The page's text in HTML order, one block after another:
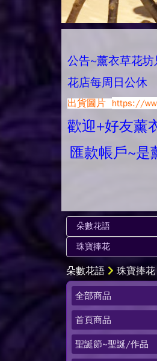
公告~薰衣草花
花店每周日公休
出貨圖片 https://
歡迎+好友薰
匯款帳戶~是
朵數花語 珠寶捧花
全部商品
首頁商品
聖誕節~聖誕/作品